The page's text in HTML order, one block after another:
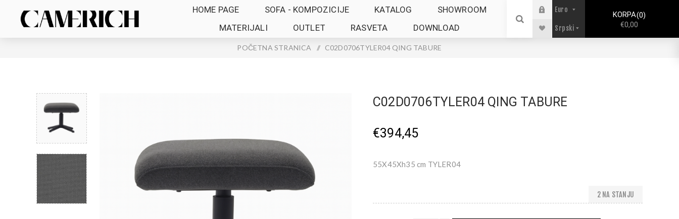
HOME PAGE SOFA - KOMPOZICIJE KATALOG
SHOWROOM
MATERIJALI
OUTLET RASVETA DOWNLOAD
KORPA 0
€0,00
POČETNA STRANICA / C02D0706TYLER04 QING TABURE
C02D0706TYLER04 QING TABURE
€394,45
55X45Xh35 cm TYLER04
2 NA STANJU